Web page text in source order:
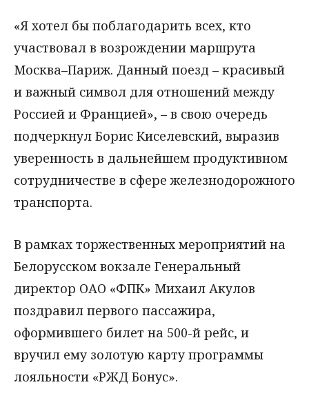
«Я хотел бы поблагодарить всех, кто
участвовал в возрождении маршрута
Москва–Париж. Данный поезд – красивый
и важный символ для отношений между
Россией и Францией», – в свою очередь
подчеркнул Борис Киселевский, выразив
уверенность в дальнейшем продуктивном
сотрудничестве в сфере железнодорожного
транспорта.
В рамках торжественных мероприятий на
Белорусском вокзале Генеральный
директор ОАО «ФПК» Михаил Акулов
поздравил первого пассажира,
оформившего билет на 500-й рейс, и
вручил ему золотую карту программы
лояльности «РЖД Бонус».